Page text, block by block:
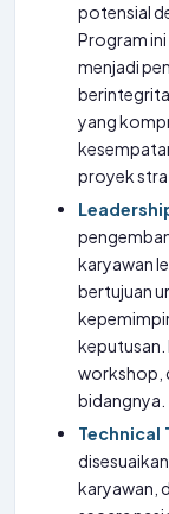
potensial
Program
menjadi
yang
proyek
karyawan
bertujuan
keputusan.
workshop,
bidangnya.
Technical
karyawan,